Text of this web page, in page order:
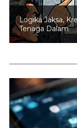
meminta Presiden
kesalahan
Mahasiswa
Munculnya
mahasiswa masih
mendapatkan
Logika Jaksa,
Tenaga Dalam